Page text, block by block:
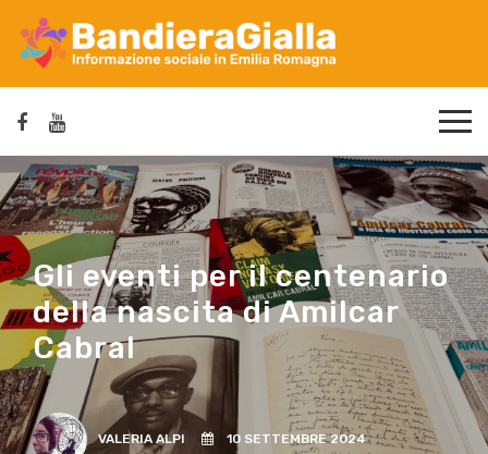
Gli eventi per il centenario
della nascita di Amilcar
Cabral
VALERIA ALPI 10 SETTEMBRE 2024